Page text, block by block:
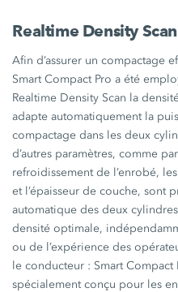
Realtime Density Scan
Afin d’assurer un compactage
Smart Compact Pro a été
Realtime Density Scan la
adapte automatiquement la
compactage dans les deux
d’autres paramètres, comme
refroidissement de l’enrobé,
et l’épaisseur de couche, sont
automatique des deux
densité optimale,
ou de l’expérience des
le conducteur : Smart Compact
spécialement conçu pour les